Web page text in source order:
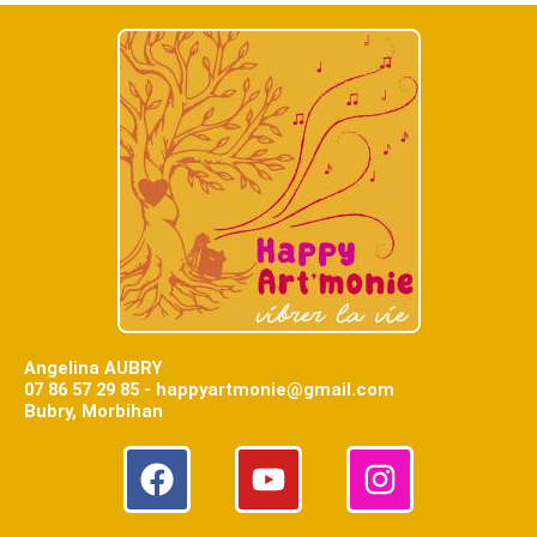
Angelina AUBRY
07 86 57 29 85 - happyartmonie@gmail.com
Bubry, Morbihan
F
a
Y
o
I
n